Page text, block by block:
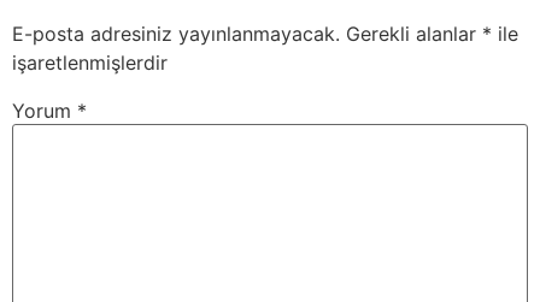
E-posta adresiniz yayınlanmayacak. Gerekli alanlar * ile
işaretlenmişlerdir
Yorum *